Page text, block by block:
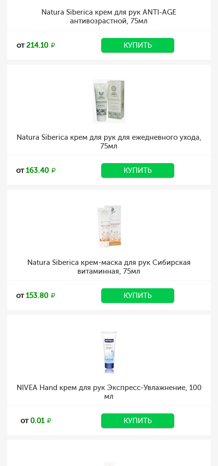
Natura Siberica крем для рук ANTI-AGE
антивозрастной, 75мл
от214.10 КУПИТЬ
Natura Siberica крем для рук для ежедневного ухода,
75мл
от163.40 КУПИТЬ
Natura Siberica крем-маска для рук Сибирская
витаминная, 75мл
от153.80 КУПИТЬ
NIVEA Hand крем для рук Экспресс-Увлажнение, 100
мл
от 0.01 КУПИТЬ